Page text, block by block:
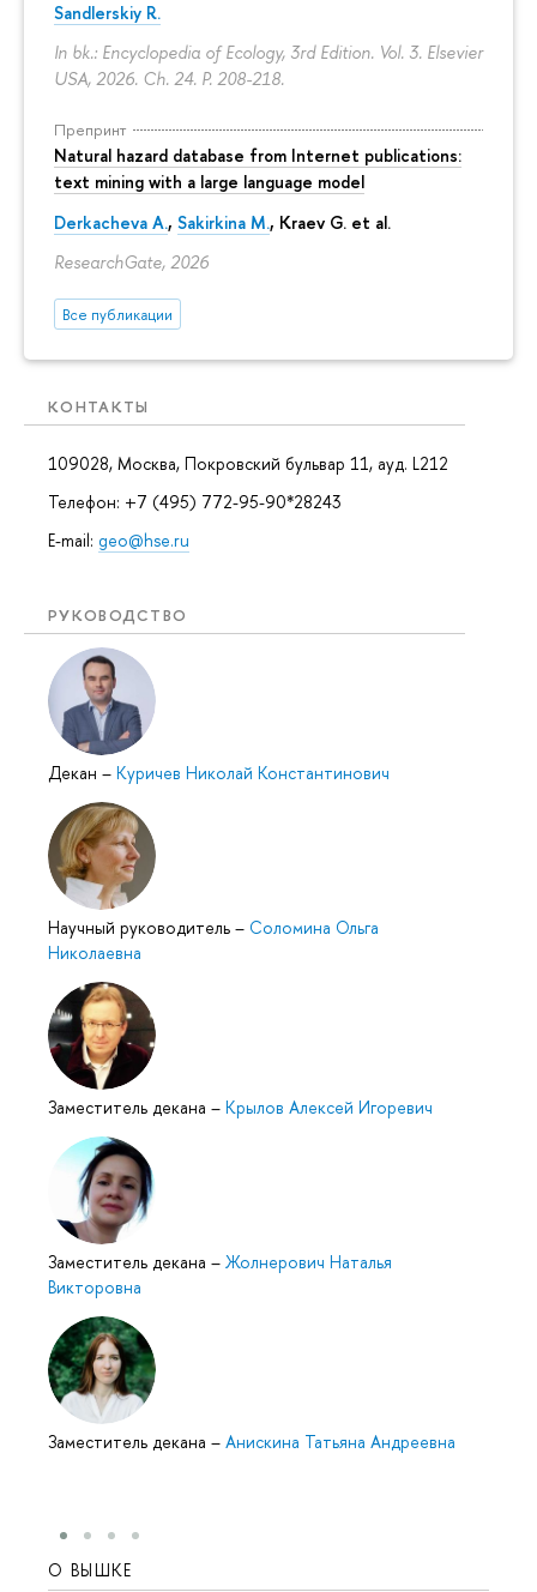
Sandlerskiy R.
In bk.: Encyclopedia of Ecology, 3rd Edition. Vol. 3. Elsevier
USA, 2026. Ch. 24. P. 208-218.
Препринт
Natural hazard database from Internet publications:
text mining with a large language model
Derkacheva A., Sakirkina M., Kraev G. et al.
ResearchGate, 2026
Все публикации
КОНТАКТЫ
109028, Москва, Покровский бульвар 11, ауд. L212
Телефон: +7 (495) 772-95-90*28243
E-mail: geo@hse.ru
РУКОВОДСТВО
Декан – Куричев Николай Константинович
Научный руководитель – Соломина Ольга
Николаевна
Заместитель декана – Крылов Алексей Игоревич
Заместитель декана – Жолнерович Наталья
Викторовна
Заместитель декана – Анискина Татьяна Андреевна
О ВЫШКЕ